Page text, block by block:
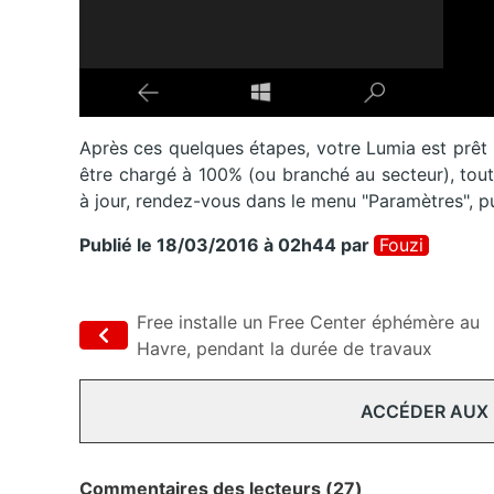
Après ces quelques étapes, votre Lumia est
être chargé à 100% (ou branché au secteur),
à jour, rendez-vous dans le menu "Paramètres",
Publié le 18/03/2016 à 02h44 par Fouzi
Free installe un Free Center éphémère au
Havre, pendant la durée de travaux
ACCÉDER
Commentaires des lecteurs (27)